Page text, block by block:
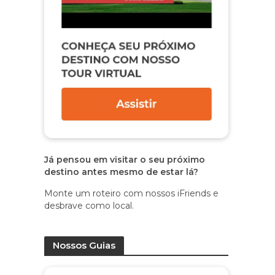
Já pensou em visitar o seu próximo
destino antes mesmo de estar lá?
Monte um roteiro com nossos iFriends e
desbrave como local.
Nossos Guias